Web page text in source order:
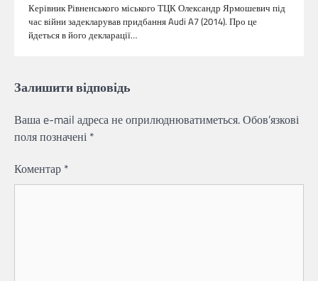
Керівник Рівненського міського ТЦК Олександр Ярмошевич під
час війни задекларував придбання Audi A7 (2014). Про це
йдеться в його декларації…
Залишити відповідь
Ваша e-mail адреса не оприлюднюватиметься.Обов’язкові
поля позначені *
Коментар *